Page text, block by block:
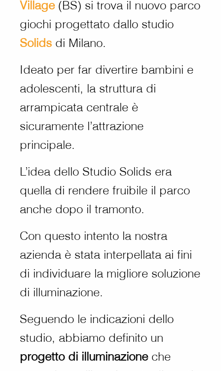
Village(BS) si trova il nuovo parco
giochi progettato dallo studio
Solids di Milano.
Ideato per far divertire bambini e
adolescenti, la struttura di
arrampicata centrale è
sicuramente l’attrazione
principale.
L’idea dello Studio Solids era
quella di rendere fruibile il parco
anche dopo il tramonto.
Con questo intento la nostra
azienda è stata interpellata ai fini
di individuare la migliore soluzione
di illuminazione.
Seguendo le indicazioni dello
studio, abbiamo definito un
progetto di illuminazioneche